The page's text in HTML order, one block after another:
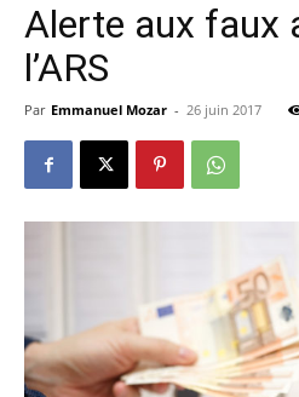
Alerte aux faux
l’ARS
Par Emmanuel Mozar - 26 juin 2017